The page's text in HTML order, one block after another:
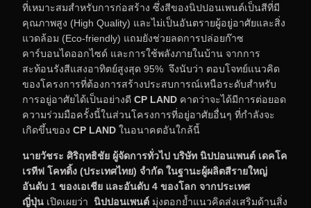
ที่เหมาะสมสำหรับการก่อสร้าง ซึ่งสีของนิปปอนเพนต์เป็นสีที่มี
คุณภาพสูง (High Quality) และไม่เป็นอันตรายผู้อยู่อาศัยและสิ่ง
แวดล้อม (Eco-friendly) แถมยังช่วยลดการปล่อยก๊าซ
คาร์บอนไดออกไซด์ และการใช้พลังภายในบ้าน จากการ
สะท้อนรังสีแสงอาทิตย์สูงสุด 95% จึงนับว่า ตอบโจทย์แนวคิด
ของโครงการที่ต้องการสร้างประสบการณ์เหนือระดับสำหรับ
การอยู่อาศัยได้เป็นอย่างดี CP LAND คาดว่าจะได้มีการต่อยอด
ความร่วมมือครั้งนี้ในส่วนโครงการที่อยู่อาศัยอื่นๆ ที่กำลังจะ
เกิดขึ้นของ CP LAND ในอนาคตอันใกล้นี้
นายวัชระ ศิริฤทธิชัย ผู้จัดการทั่วไป บริษัท นิปปอนเพนต์ เดคโค
เรทีฟ โคทติ้ง (ประเทศไทย) จำกัด ในฐานะผู้ผลิตสีรายใหญ่
อันดับ 1 ของเอเชีย และอันดับ 4 ของโลก จากประเทศ
ญี่ปุ่น เปิดเผยว่า นิปปอนเพนต์ มุ่งตอกย้ำแนวคิดส่งเสริมด้านสิ่ง